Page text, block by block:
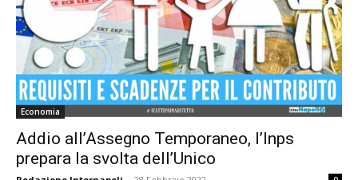
Economia
Addio all’Assegno Temporaneo, l’Inps
prepara la svolta dell’Unico